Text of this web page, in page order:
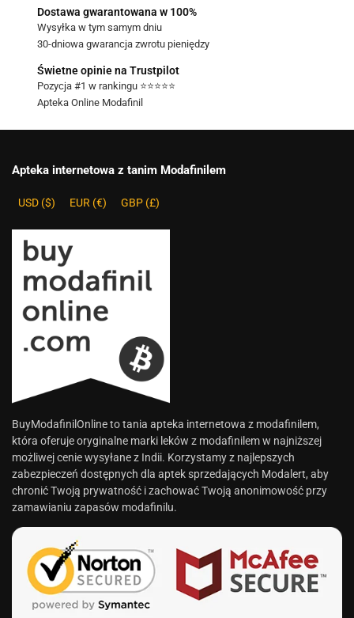
Dostawa gwarantowana w 100%
Wysyłka w tym samym dniu
30-dniowa gwarancja zwrotu pieniędzy
Świetne opinie na Trustpilot
Pozycja #1 w rankingu ⭐⭐⭐⭐⭐
Apteka Online Modafinil
Apteka internetowa z tanim Modafinilem
USD ($) EUR (€) GBP (£)
BuyModafinilOnline to tania apteka internetowa z modafinilem,
która oferuje oryginalne marki leków z modafinilem w najniższej
możliwej cenie wysyłane z Indii. Korzystamy z najlepszych
zabezpieczeń dostępnych dla aptek sprzedających Modalert, aby
chronić Twoją prywatność i zachować Twoją anonimowość przy
zamawianiu zapasów modafinilu.